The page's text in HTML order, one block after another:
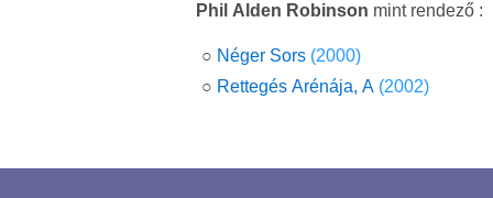
Phil Alden Robinson mint rendező :
○ Néger Sors (2000)
○ Rettegés Arénája, A (2002)